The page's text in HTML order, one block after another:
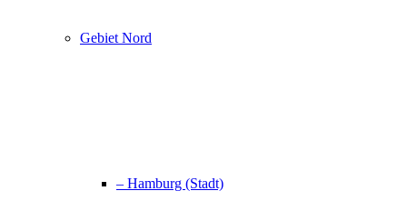
Gebiet Nord
– Hamburg (Stadt)